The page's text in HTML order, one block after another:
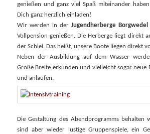
genießen und ganz viel Spaß mit­einander
Dich ganz herzlich einladen!
Wir werden in der Jugendherberge Borgwedel
Vollpension genießen. Die Herberge liegt direkt
der Schlei. Das heißt, unsere Boote liegen direkt
Neben der Ausbildung auf dem Wasser
Große Breite erkunden und vielleicht sogar neue
und anlaufen.
Die Gestaltung des Abendprogramms behalten
sind aber wieder lustige Gruppenspiele, ein